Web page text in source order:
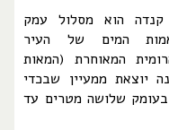
קנדה הוא מסלול עמק
המים של העיר
המאוחרת (המאות
יוצאת ממעיין שבכדי
בעומק שלושה מטרים עד